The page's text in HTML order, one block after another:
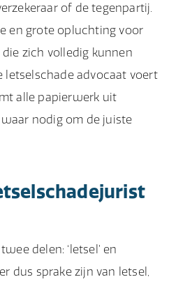
of de tegenpartij.
en grote opluchting voor
zich volledig kunnen
letselschade advocaat voert
alle papierwerk uit
nodig om de juiste
delen: ‘letsel’ en
dus sprake zijn van letsel,